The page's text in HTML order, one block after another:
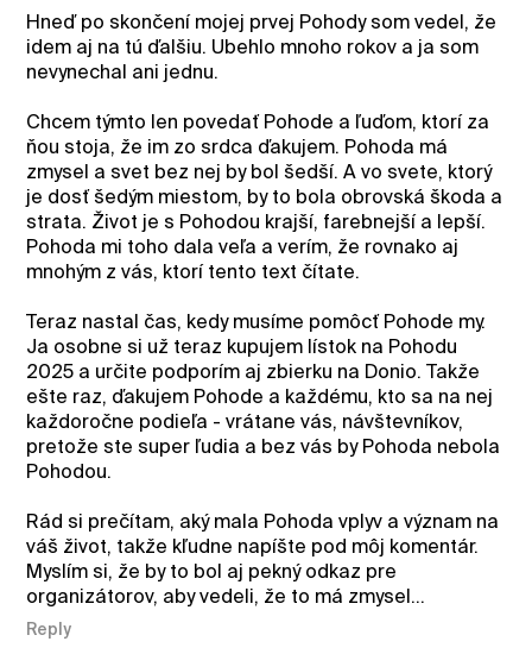
Hneď po skončení mojej prvej Pohody som vedel, že
idem aj na tú ďalšiu. Ubehlo mnoho rokov a ja som
nevynechal ani jednu.
Chcem týmto len povedať Pohode a ľuďom, ktorí za
ňou stoja, že im zo srdca ďakujem. Pohoda má
zmysel a svet bez nej by bol šedší. A vo svete, ktorý
je dosť šedým miestom, by to bola obrovská škoda a
strata. Život je s Pohodou krajší, farebnejší a lepší.
Pohoda mi toho dala veľa a verím, že rovnako aj
mnohým z vás, ktorí tento text čítate.
Teraz nastal čas, kedy musíme pomôcť Pohode my.
Ja osobne si už teraz kupujem lístok na Pohodu
2025 a určite podporím aj zbierku na Donio. Takže
ešte raz, ďakujem Pohode a každému, kto sa na nej
každoročne podieľa - vrátane vás, návštevníkov,
pretože ste super ľudia a bez vás by Pohoda nebola
Pohodou.
Rád si prečítam, aký mala Pohoda vplyv a význam na
váš život, takže kľudne napíšte pod môj komentár.
Myslím si, že by to bol aj pekný odkaz pre
organizátorov, aby vedeli, že to má zmysel...
Reply